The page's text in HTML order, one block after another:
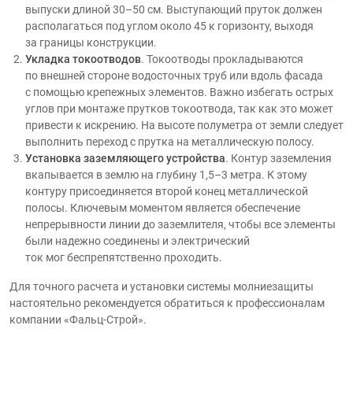
выпуски длиной 30–50 см. Выступающий пруток должен
располагаться под углом около 45 к горизонту, выходя
за границы конструкции.
Укладка токоотводов. Токоотводы прокладываются
по внешней стороне водосточных труб или вдоль фасада
с помощью крепежных элементов. Важно избегать острых
углов при монтаже прутков токоотвода, так как это может
привести к искрению. На высоте полуметра от земли следует
выполнить переход с прутка на металлическую полосу.
Установка заземляющего устройства. Контур заземления
вкапывается в землю на глубину 1,5–3 метра. К этому
контуру присоединяется второй конец металлической
полосы. Ключевым моментом является обеспечение
непрерывности линии до заземлителя, чтобы все элементы
были надежно соединены и электрический
ток мог беспрепятственно проходить.
Для точного расчета и установки системы молниезащиты
настоятельно рекомендуется обратиться к профессионалам
компании «Фальц-Строй».